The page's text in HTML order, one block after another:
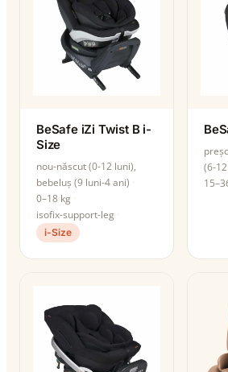
BeSafe iZi Twist B i-
Size
nou-născut (0-12 luni),
bebeluș (9 luni-4 ani)
0–18 kg
isofix-support-leg
i-Size
(6-